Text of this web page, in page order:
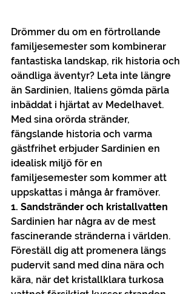
Drömmer du om en förtrollande
familjesemester som kombinerar
fantastiska landskap, rik historia och
oändliga äventyr? Leta inte längre
än Sardinien, Italiens gömda pärla
inbäddat i hjärtat av Medelhavet.
Med sina orörda stränder,
fängslande historia och varma
gästfrihet erbjuder Sardinien en
idealisk miljö för en
familjesemester som kommer att
uppskattas i många år framöver.
1. Sandstränder och kristallvatten
Sardinien har några av de mest
fascinerande stränderna i världen.
Föreställ dig att promenera längs
pudervit sand med dina nära och
kära, när det kristallklara turkosa